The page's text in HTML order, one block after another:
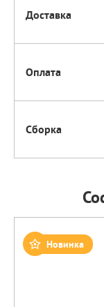
Доставка
Оплата
Сборка
Новинка